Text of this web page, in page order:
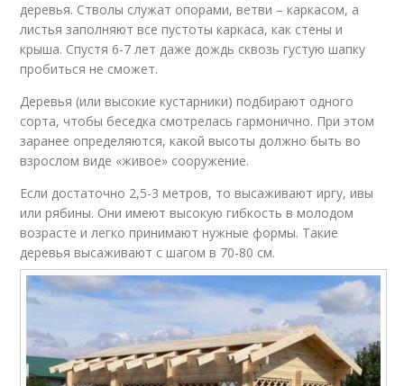
деревья. Стволы служат опорами, ветви – каркасом, а
листья заполняют все пустоты каркаса, как стены и
крыша. Спустя 6-7 лет даже дождь сквозь густую шапку
пробиться не сможет.
Деревья (или высокие кустарники) подбирают одного
сорта, чтобы беседка смотрелась гармонично. При этом
заранее определяются, какой высоты должно быть во
взрослом виде «живое» сооружение.
Если достаточно 2,5-3 метров, то высаживают иргу, ивы
или рябины. Они имеют высокую гибкость в молодом
возрасте и легко принимают нужные формы. Такие
деревья высаживают с шагом в 70-80 см.